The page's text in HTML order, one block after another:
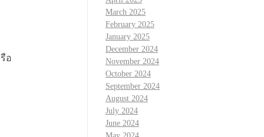
อ
March 2025
February 2025
January 2025
December 2024
November 2024
October 2024
September 2024
August 2024
July 2024
June 2024